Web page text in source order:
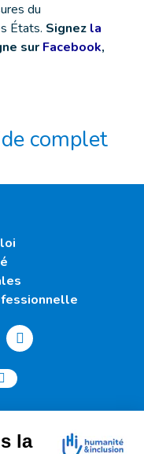
du
États. Signez la
sur Facebook,
complet